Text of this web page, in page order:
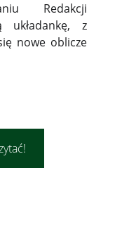
Redakcji
układankę, z
nowe oblicze